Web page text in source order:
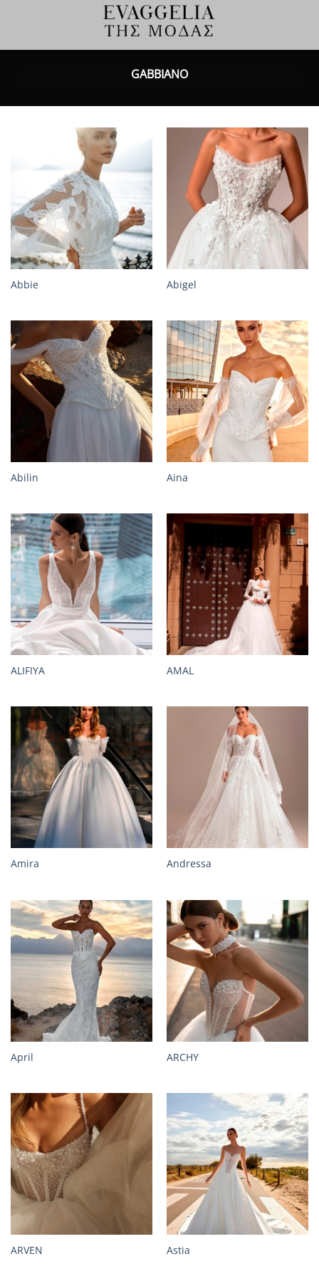
GABBIANO
Abbie Abigel
Abilin Aina
ALIFIYA AMAL
Amira Andressa
April ARCHY
ARVEN Astia